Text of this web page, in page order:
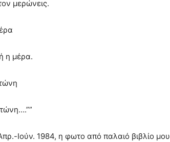
μερώνεις.
η μέρα.
Ιούν. 1984, η φωτο από παλαιό βιβλίο μου